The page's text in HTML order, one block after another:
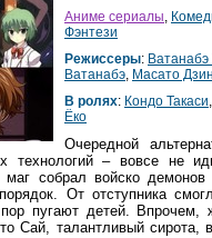
Аниме сериалы,
Фэнтези
Режиссеры: Ватанабэ
Ватанабэ, Масато
В ролях: Кондо Такаси,
Ёко
Очередной
технологий – вовсе не
маг собрал войско
От отступника
пугают детей. Впрочем,
Сай, талантливый сирота,